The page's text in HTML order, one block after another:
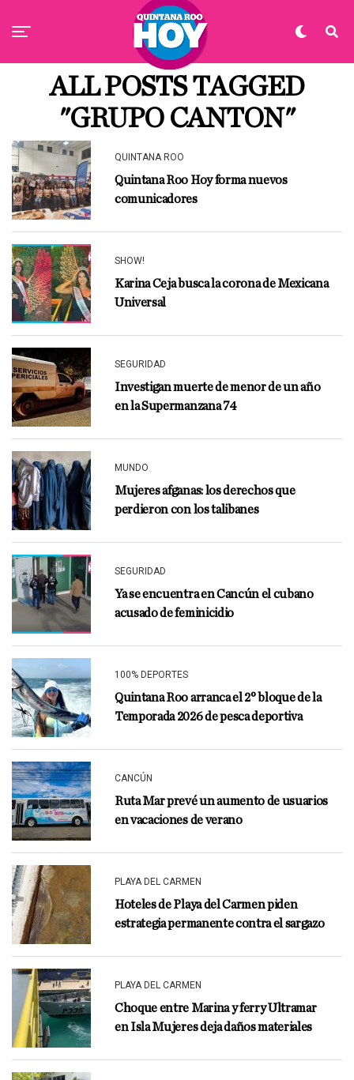
ALL POSTS TAGGED
"GRUPO CANTON"
QUINTANA ROO
Quintana Roo Hoy forma nuevos
comunicadores
SHOW!
Karina Ceja busca la corona de Mexicana
Universal
SEGURIDAD
Investigan muerte de menor de un año
en la Supermanzana 74
MUNDO
Mujeres afganas: los derechos que
perdieron con los talibanes
SEGURIDAD
Ya se encuentra en Cancún el cubano
acusado de feminicidio
100% DEPORTES
Quintana Roo arranca el 2° bloque de la
Temporada 2026 de pesca deportiva
CANCÚN
Ruta Mar prevé un aumento de usuarios
en vacaciones de verano
PLAYA DEL CARMEN
Hoteles de Playa del Carmen piden
estrategia permanente contra el sargazo
PLAYA DEL CARMEN
Choque entre Marina y ferry Ultramar
en Isla Mujeres deja daños materiales